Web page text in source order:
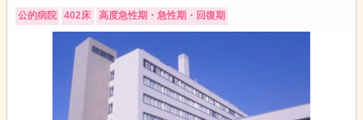
公的病院 402床 高度急性期・急性期・回復期